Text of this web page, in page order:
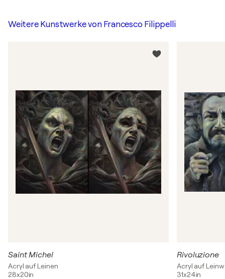
Weitere Kunstwerke von Francesco Filippelli
Saint Michel
Acryl auf Leinen
28x20in
Rivoluzione
Acryl auf
31x24in